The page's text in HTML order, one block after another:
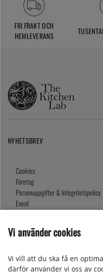
FRI FRAKT OCH
HEMLEVERANS
NYHETSBREV
Cookies
Företag
Personuppgifter & Integritetspolicy
Event
Om oss
Presentkort
Vi använder cookies
Vi vill att du ska få en
därför använder vi oss av